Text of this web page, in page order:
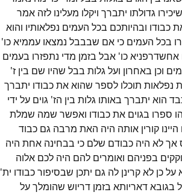
גדולתו יתברך ויקלו מעלינו לזה אמר
כבודו ובהיותכם בכל העמים נפלאותיו והוא
בכל העמים כי אם שבבבל נמצאו עממיא כו'
כו' אבל בזמן מדי נתפזרו בעמים
וכן באחרון ועל גלות בבל שהיו שם בין ז'
נפלאות תוכלו לספר שהוא את כבודו יתברך
הוא יתברך באותו גלות בין הז' גוים על ידי
ספרו בגוים את כבודו ואפשר שמה שמלת
קורין אותה היה האת מרבה גם כבוד
לא היה כבודם שלם כי בבחינה אחת היה
בפניהם ואומרים להם היה לכם אלוה
כן לא קרינן לה גם יתכן שבסיפור כבודו ית'
בגובא דאריותא בזמן דריוש שהומלך על